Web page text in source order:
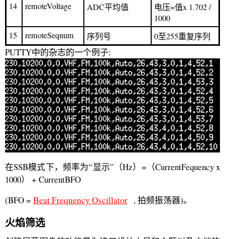
14
remoteVoltage ADC平均值
电压=值x 1.702 /
1000
15
remoteSeqnum 序列号 0至255重复序列
PUTTY中的杂志的一个例子:
在SSB模式下，频率为“显示”（Hz）=（CurrentFequency x
1000） + CurrentBFO
(BFO = Beat Frequency Oscillator , 拍频振荡器)。
火焰筛选